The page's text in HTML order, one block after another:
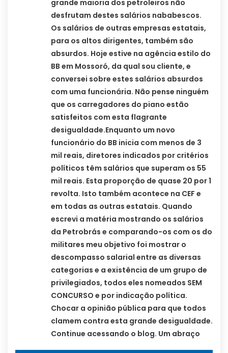
grande maioria dos petroleiros não
desfrutam destes salários nababescos.
Os salários de outras empresas estatais,
para os altos dirigentes, também são
absurdos. Hoje estive na agência estilo do
BB em Mossoró, da qual sou cliente, e
conversei sobre estes salários absurdos
com uma funcionária. Não pense ninguém
que os carregadores do piano estão
satisfeitos com esta flagrante
desigualdade.Enquanto um novo
funcionário do BB inicia com menos de 3
mil reais, diretores indicados por critérios
políticos têm salários que superam os 55
mil reais. Esta proporção de quase 20 por 1
revolta. Isto também acontece na CEF e
em todas as outras estatais. Quando
escrevi a matéria mostrando os salários
da Petrobrás e comparando-os com os do
militares meu objetivo foi mostrar o
descompasso salarial entre as diversas
categorias e a existência de um grupo de
privilegiados, todos eles nomeados SEM
CONCURSO e por indicação política.
Chocar a opinião pública para que todos
clamem contra esta grande desigualdade.
Continue acessando o blog. Um abraço